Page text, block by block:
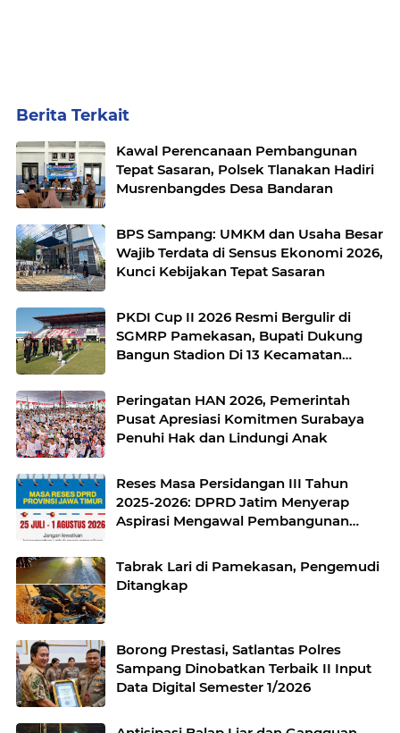
Berita Terkait
Kawal Perencanaan Pembangunan
Tepat Sasaran, Polsek Tlanakan Hadiri
Musrenbangdes Desa Bandaran
BPS Sampang: UMKM dan Usaha Besar
Wajib Terdata di Sensus Ekonomi 2026,
Kunci Kebijakan Tepat Sasaran
PKDI Cup II 2026 Resmi Bergulir di
SGMRP Pamekasan, Bupati Dukung
Bangun Stadion Di 13 Kecamatan
Peringatan HAN 2026, Pemerintah
Pusat Apresiasi Komitmen Surabaya
Penuhi Hak dan Lindungi Anak
Reses Masa Persidangan III Tahun
2025-2026: DPRD Jatim Menyerap
Aspirasi Mengawal Pembangunan
Tabrak Lari di Pamekasan, Pengemudi
Ditangkap
Borong Prestasi, Satlantas Polres
Sampang Dinobatkan Terbaik II Input
Data Digital Semester 1/2026